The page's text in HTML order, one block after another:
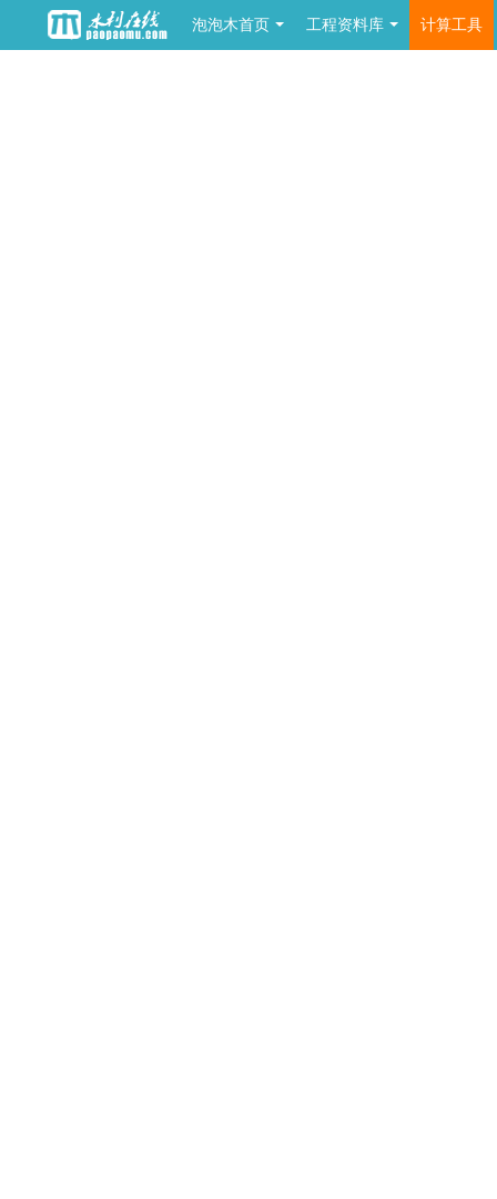
泡泡木首页 工程资料库 计算工具